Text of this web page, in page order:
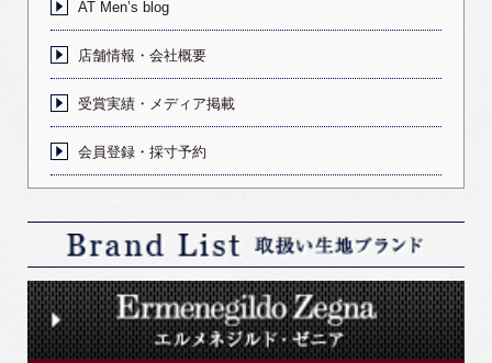
AT Men’s blog
店舗情報・会社概要
受賞実績・メディア掲載
会員登録・採寸予約